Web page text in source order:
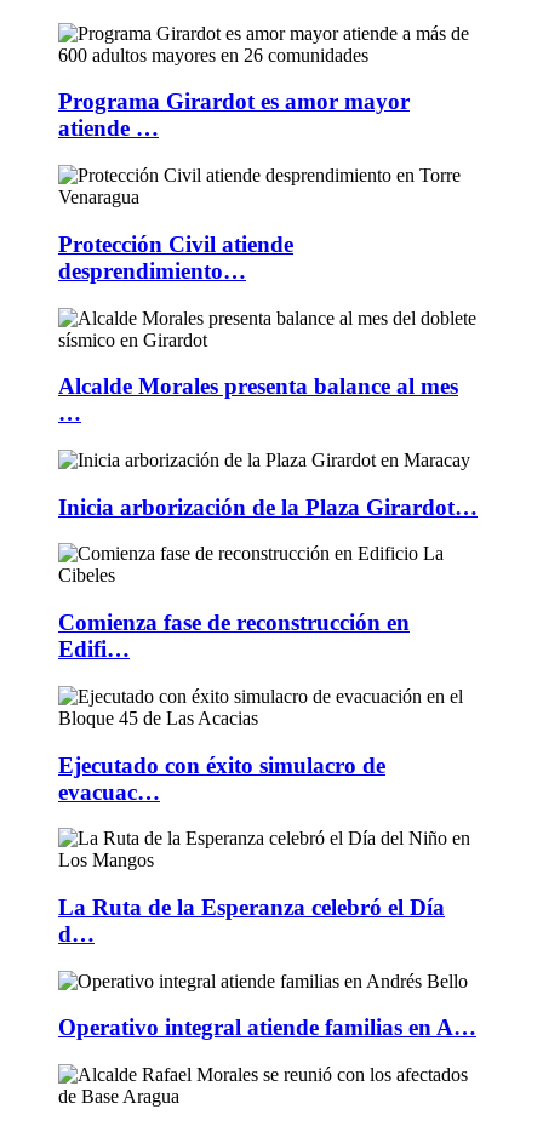
Programa Girardot es amor mayor
atiende …
Protección Civil atiende
desprendimiento…
Alcalde Morales presenta balance al mes
…
Inicia arborización de la Plaza Girardot…
Comienza fase de reconstrucción en
Edifi…
Ejecutado con éxito simulacro de
evacuac…
La Ruta de la Esperanza celebró el Día
d…
Operativo integral atiende familias en A…